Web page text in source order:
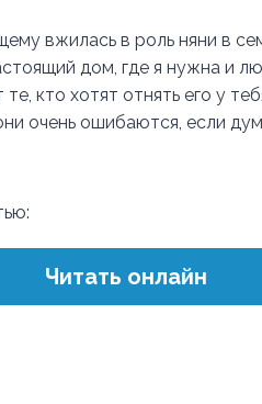
вжилась в роль няни в
дом, где я нужна и
кто хотят отнять его у
очень ошибаются, если
Читать онлайн